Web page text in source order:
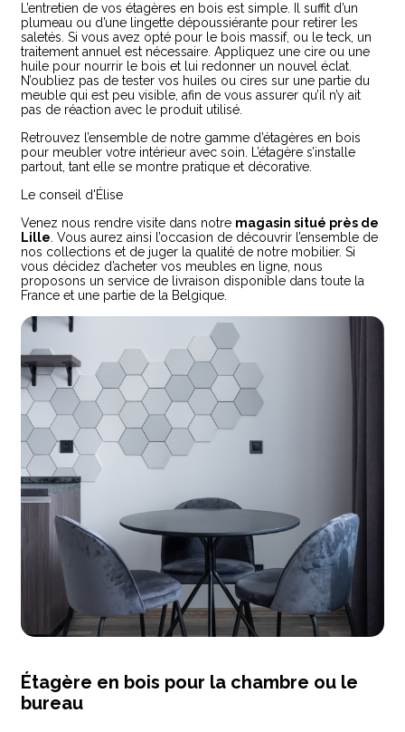
L’entretien de vos étagères en bois est simple. Il suffit d’un
plumeau ou d’une lingette dépoussiérante pour retirer les
saletés. Si vous avez opté pour le bois massif, ou le teck, un
traitement annuel est nécessaire. Appliquez une cire ou une
huile pour nourrir le bois et lui redonner un nouvel éclat.
N’oubliez pas de tester vos huiles ou cires sur une partie du
meuble qui est peu visible, afin de vous assurer qu’il n’y ait
pas de réaction avec le produit utilisé.
Retrouvez l’ensemble de notre gamme d’étagères en bois
pour meubler votre intérieur avec soin. L’étagère s’installe
partout, tant elle se montre pratique et décorative.
Le conseil d'Élise
Venez nous rendre visite dans notre magasin situé près de
Lille . Vous aurez ainsi l’occasion de découvrir l’ensemble de
nos collections et de juger la qualité de notre mobilier. Si
vous décidez d’acheter vos meubles en ligne, nous
proposons un service de livraison disponible dans toute la
France et une partie de la Belgique.
Étagère en bois pour la chambre ou le
bureau